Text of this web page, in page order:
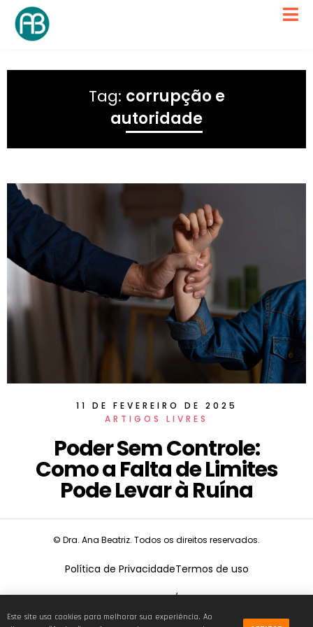
Tag: corrupção e
autoridade
11 DE FEVEREIRO DE 2025
ARTIGOS LIVRES
Poder Sem Controle:
Como a Falta de Limites
Pode Levar à Ruína
© Dra. Ana Beatriz. Todos os direitos reservados.
Política de PrivacidadeTermos de uso
CNPJ:19.675.026/0001-68
Este site usa cookies para melhorar sua experiência. Ao